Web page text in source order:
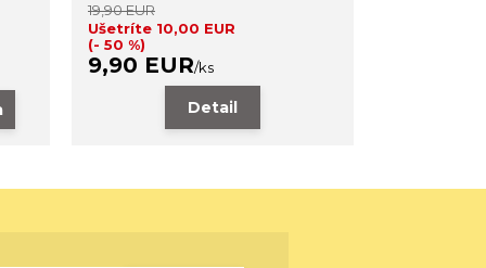
19,90 EUR
Ušetríte 10,00 EUR
(- 50 %)
9,90 EUR/ks
Detail